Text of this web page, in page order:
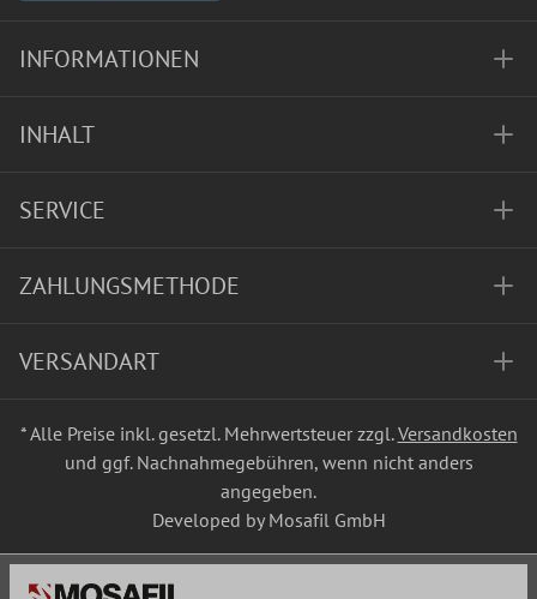
INFORMATIONEN
INHALT
SERVICE
ZAHLUNGSMETHODE
VERSANDART
* Alle Preise inkl. gesetzl. Mehrwertsteuer zzgl.Versandkosten
und ggf. Nachnahmegebühren, wenn nicht anders
angegeben.
Developed by Mosafil GmbH